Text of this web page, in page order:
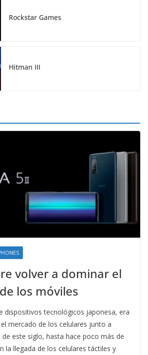
Rockstar Games
Hitman III
volver a dominar el
los móviles
dispositivos tecnológicos japonesa, era
mercado de los celulares junto a
de este siglo, hasta hace poco más de
la llegada de los celulares táctiles y